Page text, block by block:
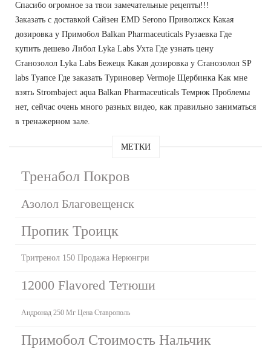
Спасибо огромное за твои замечательные рецепты!!!
Заказать с доставкой Сайзен EMD Serono Приволжск Какая
дозировка у Примобол Balkan Pharmaceuticals Рузаевка Где
купить дешево Либол Lyka Labs Ухта Где узнать цену
Станозолол Lyka Labs Бежецк Какая дозировка у Станозолол SP
labs Туапсе Где заказать Туриновер Vermoje Щербинка Как мне
взять Strombaject aqua Balkan Pharmaceuticals Темрюк Проблемы
нет, сейчас очень много разных видео, как правильно заниматься
в тренажерном зале.
МЕТКИ
Тренабол Покров
Азолол Благовещенск
Пропик Троицк
Тритренол 150 Продажа Нерюнгри
12000 Flavored Тетюши
Андронад 250 Мг Цена Ставрополь
Примобол Стоимость Нальчик